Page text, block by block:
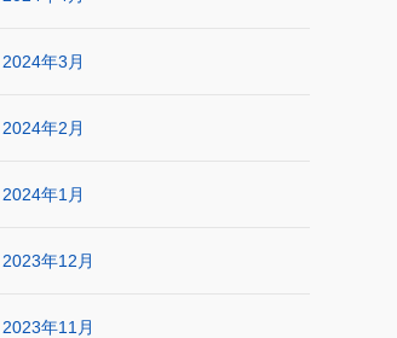
2024年3月
2024年2月
2024年1月
2023年12月
2023年11月